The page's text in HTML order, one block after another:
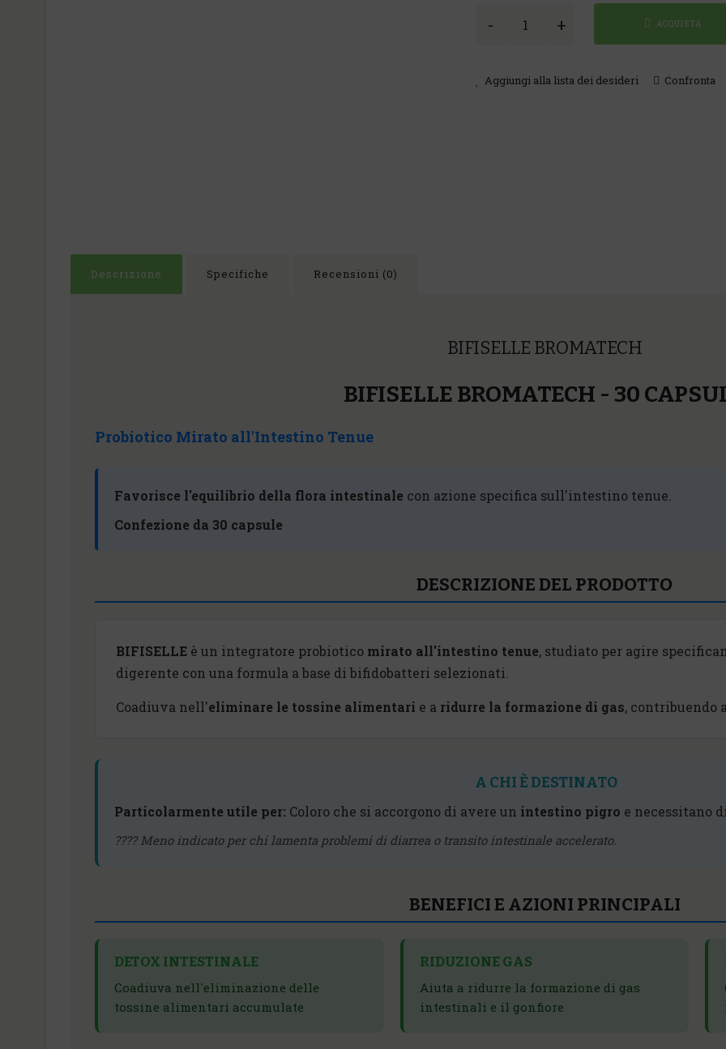
ACQUISTA
Aggiungi alla lista dei desideri Confronta
SOLGAR ABC DOPHILUS
SOLGAR - NUTRACEUTICI
Descrizione Specifiche Recensioni (0)
BIFISELLE BROMATECH
BIFISELLE BROMATECH - 30
Probiotico Mirato all'Intestino Tenue
Favorisce l'equilibrio della flora intestinale con azione specifica sull'intestino tenue.
Confezione da 30 capsule
DESCRIZIONE DEL PRODOTTO
BIFISELLE è un integratore probiotico mirato all'intestino tenue, studiato per agire
digerente con una formula a base di bifidobatteri selezionati.
Coadiuva nell'eliminare le tossine alimentari e a ridurre la formazione di gas, contribuendo
A CHI È DESTINATO
Particolarmente utile per: Coloro che si accorgono di avere un intestino pigro e necessitano
???? Meno indicato per chi lamenta problemi di diarrea o transito intestinale accelerato.
BENEFICI E AZIONI PRINCIPALI
DETOX INTESTINALE
Coadiuva nell'eliminazione delle
tossine alimentari accumulate
RIDUZIONE GAS
Aiuta a ridurre la formazione di gas
intestinali e il gonfiore